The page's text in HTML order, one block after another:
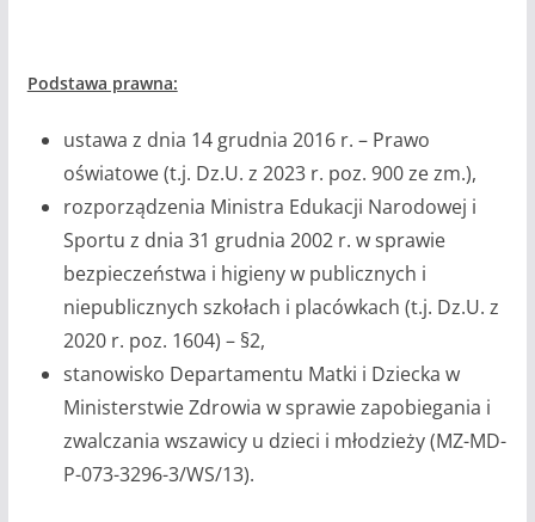
Podstawa prawna:
ustawa z dnia 14 grudnia 2016 r. – Prawo
oświatowe (t.j. Dz.U. z 2023 r. poz. 900 ze zm.),
rozporządzenia Ministra Edukacji Narodowej i
Sportu z dnia 31 grudnia 2002 r. w sprawie
bezpieczeństwa i higieny w publicznych i
niepublicznych szkołach i placówkach (t.j. Dz.U. z
2020 r. poz. 1604) – §2,
stanowisko Departamentu Matki i Dziecka w
Ministerstwie Zdrowia w sprawie zapobiegania i
zwalczania wszawicy u dzieci i młodzieży (MZ-MD-
P-073-3296-3/WS/13).